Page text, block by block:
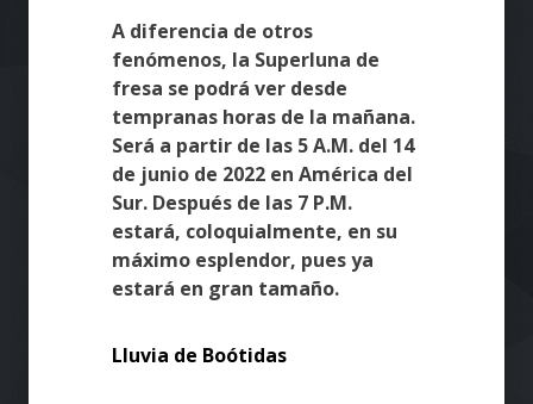
A diferencia de otros
fenómenos, la Superluna de
fresa se podrá ver desde
tempranas horas de la mañana.
Será a partir de las 5 A.M. del 14
de junio de 2022 en América del
Sur. Después de las 7 P.M.
estará, coloquialmente, en su
máximo esplendor, pues ya
estará en gran tamaño.
Lluvia de Boótidas